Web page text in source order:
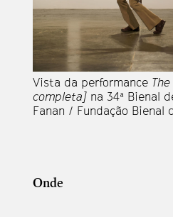
Vista da performance
completa] na 34ª Bienal
Fanan / Fundação Bienal
Onde